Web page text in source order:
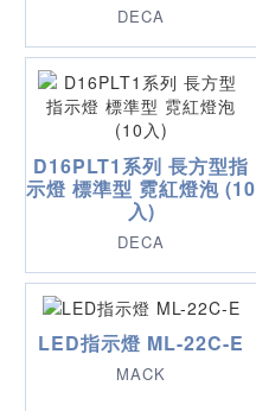
DECA
D16PLT1系列 長方型指
示燈 標準型 霓紅燈泡 (10
入)
DECA
LED指示燈 ML-22C-E
MACK